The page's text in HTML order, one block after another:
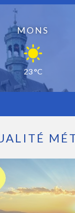
MONS
23 °C